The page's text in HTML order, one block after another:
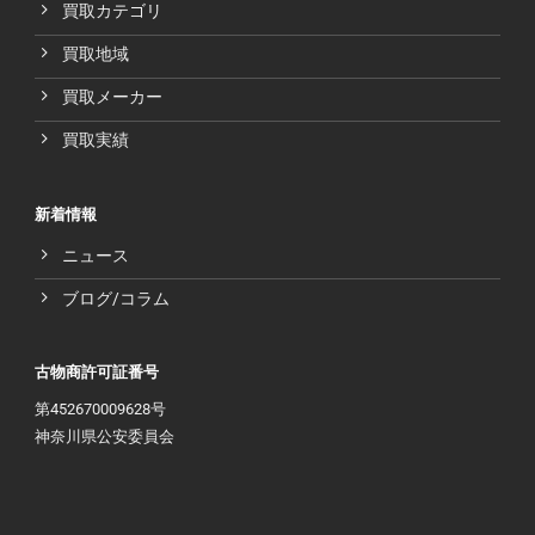
買取カテゴリ
買取地域
買取メーカー
買取実績
新着情報
ニュース
ブログ/コラム
古物商許可証番号
第452670009628号
神奈川県公安委員会